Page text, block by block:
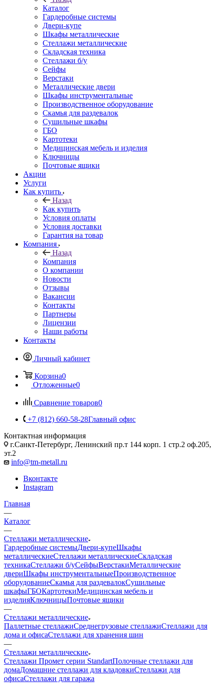
Каталог
Гардеробные системы
Двери-купе
Шкафы металлические
Стеллажи металлические
Складская техника
Стеллажи б/у
Сейфы
Верстаки
Металлические двери
Шкафы инструментальные
Производственное оборудование
Скамья для раздевалок
Сушильные шкафы
ГБО
Картотеки
Медицинская мебель и изделия
Ключницы
Почтовые ящики
Акции
Услуги
Как купить
Назад
Как купить
Условия оплаты
Условия доставки
Гарантия на товар
Компания
Назад
Компания
О компании
Новости
Отзывы
Вакансии
Контакты
Партнеры
Лицензии
Наши работы
Контакты
Личный кабинет
Корзина0
Отложенные0
Сравнение товаров0
+7 (812) 660-58-28Главный офис
Контактная информация
г.Санкт-Петербург, Ленинский пр.т 144 корп. 1 стр.2 оф.205,
эт.2
info@tm-metall.ru
Вконтакте
Instagram
Главная
—
Каталог
—
Стеллажи металлические
Гардеробные системыДвери-купеШкафы
металлическиеСтеллажи металлическиеСкладская
техникаСтеллажи б/уСейфыВерстакиМеталлические
двериШкафы инструментальныеПроизводственное
оборудованиеСкамья для раздевалокСушильные
шкафыГБОКартотекиМедицинская мебель и
изделияКлючницыПочтовые ящики
—
Стеллажи металлические
Паллетные стеллажиСреднегрузовые стеллажиСтеллажи для
дома и офисаСтеллажи для хранения шин
—
Стеллажи металлические
Стеллажи Промет серии StandartПолочные стеллажи для
домаДомашние стеллажи для кладовкиСтеллажи для
офисаСтеллажи для гаража